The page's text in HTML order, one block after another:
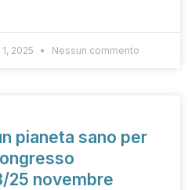
2025 Nessun commento
pianeta sano per
25 novembre